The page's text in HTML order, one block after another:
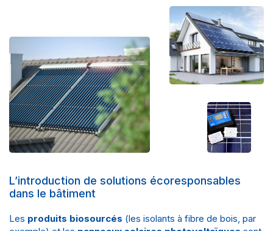
L’introduction de solutions écoresponsables
dans le bâtiment
Les produits biosourcés (les isolants à fibre de bois, par